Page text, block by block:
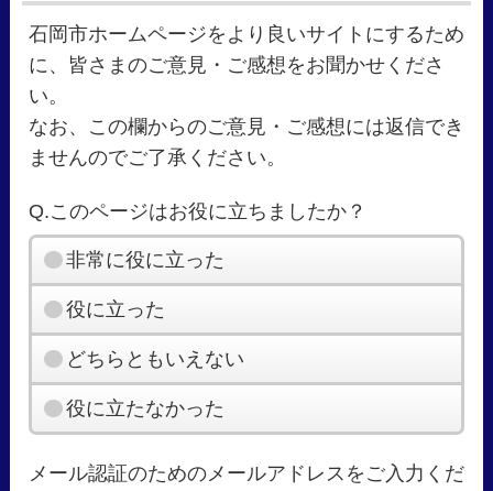
石岡市ホームページをより良いサイトにするため
に、皆さまのご意見・ご感想をお聞かせくださ
い。
なお、この欄からのご意見・ご感想には返信でき
ませんのでご了承ください。
Q.このページはお役に立ちましたか？
非常に役に立った
役に立った
どちらともいえない
役に立たなかった
メール認証のためのメールアドレスをご入力くだ